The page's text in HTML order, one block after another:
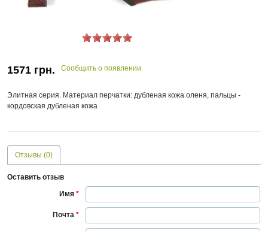
1571 грн. Сообщить о появлении
Элитная серия. Материал перчатки: дубленая кожа оленя, пальцы -
кордовская дубленая кожа
Отзывы (0)
Оставить отзыв
Имя *
Почта *